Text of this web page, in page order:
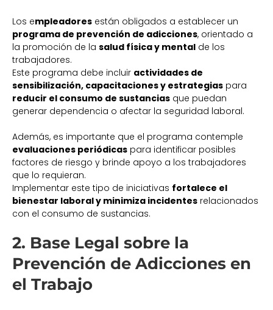
Los empleadores están obligados a establecer un
programa de prevención de adicciones, orientado a
la promoción de la salud física y mental de los
trabajadores.
Este programa debe incluir actividades de
sensibilización, capacitaciones y estrategias para
reducir el consumo de sustancias que puedan
generar dependencia o afectar la seguridad laboral.
Además, es importante que el programa contemple
evaluaciones periódicas para identificar posibles
factores de riesgo y brinde apoyo a los trabajadores
que lo requieran.
Implementar este tipo de iniciativas fortalece el
bienestar laboral y minimiza incidentes relacionados
con el consumo de sustancias.
2. Base Legal sobre la
Prevención de Adicciones en
el Trabajo